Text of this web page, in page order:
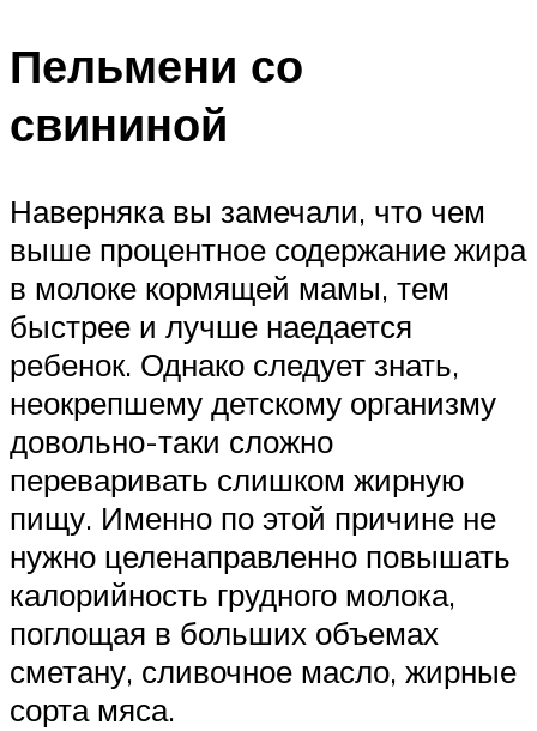
Пельмени со
свининой
Наверняка вы замечали, что чем
выше процентное содержание жира
в молоке кормящей мамы, тем
быстрее и лучше наедается
ребенок. Однако следует знать,
неокрепшему детскому организму
довольно-таки сложно
переваривать слишком жирную
пищу. Именно по этой причине не
нужно целенаправленно повышать
калорийность грудного молока,
поглощая в больших объемах
сметану, сливочное масло, жирные
сорта мяса.